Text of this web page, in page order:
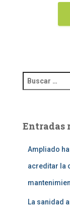
Entradas
Ampliado
acreditar la
La sanidad